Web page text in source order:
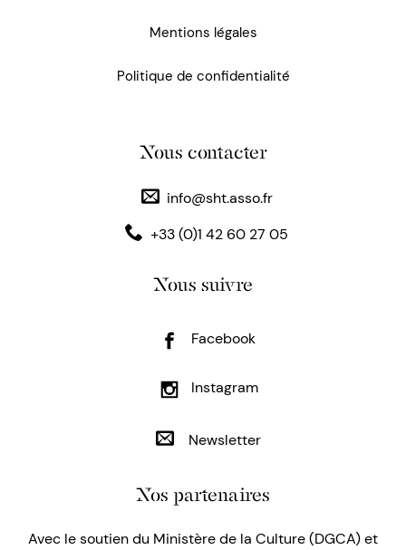
Mentions légales
Politique de confidentialité
Nous contacter
info@sht.asso.fr
+33 (0)1 42 60 27 05
Nous suivre
Facebook
Instagram
Newsletter
Nos partenaires
Avec le soutien du Ministère de la Culture (DGCA) et